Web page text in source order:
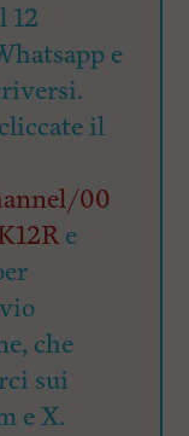
12
e
il
00
e
che
sui
e X.